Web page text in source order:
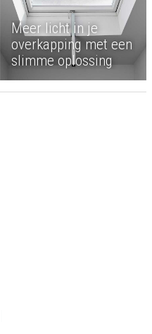
Meer licht in je
overkapping met een
slimme oplossing